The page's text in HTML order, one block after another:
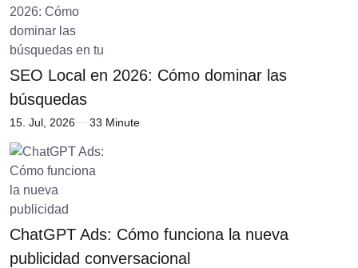
SEO Local en 2026: Cómo dominar las
búsquedas
15. Jul, 2026 33 Minute
ChatGPT Ads: Cómo funciona la nueva
publicidad conversacional